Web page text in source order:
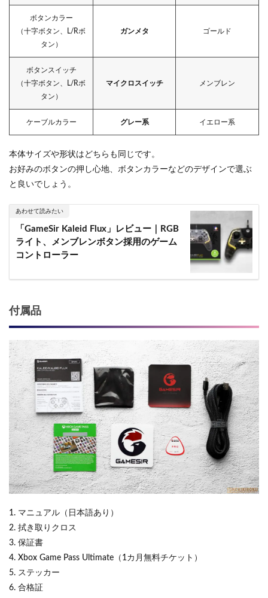
ボタンカラー
（十字ボタン、L/Rボ
タン）
ガンメタ ゴールド
ボタンスイッチ
（十字ボタン、L/Rボ
タン）
マイクロスイッチ メンブレン
ケーブルカラー グレー系 イエロー系
本体サイズや形状はどちらも同じです。
お好みのボタンの押し心地、ボタンカラーなどのデザインで選ぶ
と良いでしょう。
あわせて読みたい
「GameSir Kaleid Flux」レビュー｜RGB
ライト、メンブレンボタン採用のゲーム
コントローラー
付属品
1. マニュアル（日本語あり）
2. 拭き取りクロス
3. 保証書
4. Xbox Game Pass Ultimate（1カ月無料チケット）
5. ステッカー
6. 合格証